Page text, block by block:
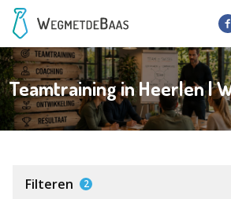
Teamtraining in Heerlen |
Filteren 2